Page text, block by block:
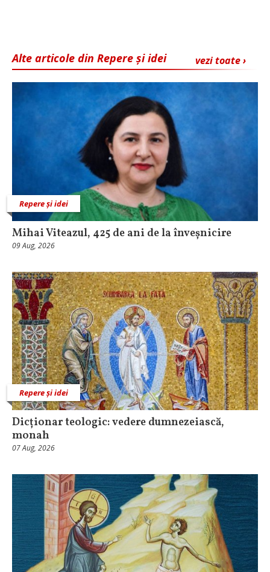
vezi toate ›
Alte articole din Repere și idei
Repere și idei
Mihai Viteazul, 425 de ani de la înveșnicire
09 Aug, 2026
Repere și idei
Dicționar teologic: vedere dumnezeiască,
monah
07 Aug, 2026